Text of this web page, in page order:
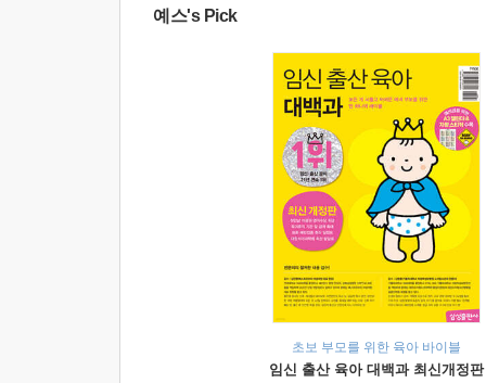
예스's Pick
초보 부모를 위한 육아 바이블
임신 출산 육아 대백과 최신개정판